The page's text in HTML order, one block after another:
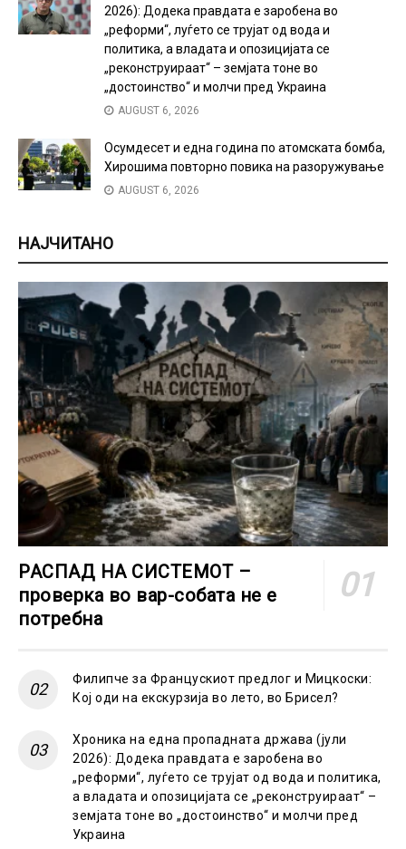
2026): Додека правдата е заробена во
„реформи“, луѓето се трујат од вода и
политика, а владата и опозицијата се
„реконструираат“ – земјата тоне во
„достоинство“ и молчи пред Украина
AUGUST 6, 2026
Осумдесет и една година по атомската бомба,
Хирошима повторно повика на разоружување
AUGUST 6, 2026
НАЈЧИТАНО
РАСПАД НА СИСТЕМОТ –
проверка во вар-собата не е
потребна
Филипче за Францускиот предлог и Мицкоски:
Кој оди на екскурзија во лето, во Брисел?
Хроника на една пропадната држава (јули
2026): Додека правдата е заробена во
„реформи“, луѓето се трујат од вода и политика,
а владата и опозицијата се „реконструираат“ –
земјата тоне во „достоинство“ и молчи пред
Украина